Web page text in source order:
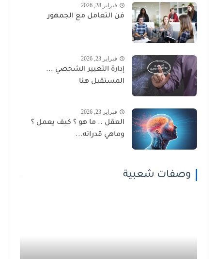
فبراير 28, 2026
فن التعامل مع الجمهور
فبراير 23, 2026
إدارة التغيير الشخصي ...
المستقبل هنا
فبراير 23, 2026
العقل .. ما هو ؟ كيف يعمل ؟
وماهي قدراته...
وصفات شعبية